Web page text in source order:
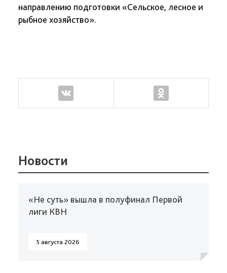
направлению подготовки «Сельское, лесное и
рыбное хозяйство».
Новости
«Не суть» вышла в полуфинал Первой
лиги КВН
5 августа 2026